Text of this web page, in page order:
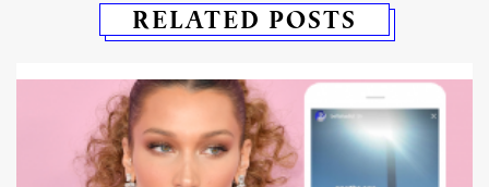
RELATED POSTS